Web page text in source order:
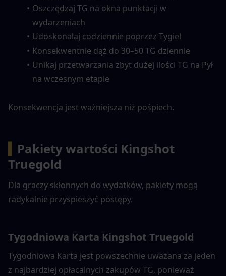
Oszczędzaj TG na okna punktacji w
wydarzeniach
Udoskonalaj codziennie poprzez Tygiel
Konsekwentnie dąż do 30–50 TG dziennie
Unikaj przetwarzania zbyt dużej ilości TG na Pył
na wczesnym etapie
Konsekwencja jest ważniejsza niż pośpiech.
Pakiety wartości Kingshot
Truegold
Dla graczy skłonnych do wydatków, pakiety mogą
radykalnie przyspieszyć postępy.
Tygodniowa Karta Kingshot Truegold
Tygodniowa Karta jest powszechnie uważana za jeden
z najbardziej opłacalnych zakupów TG, ponieważ